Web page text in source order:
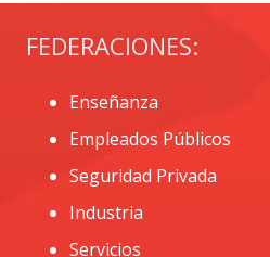
FEDERACIONES:
Enseñanza
Empleados Públicos
Seguridad Privada
Industria
Servicios